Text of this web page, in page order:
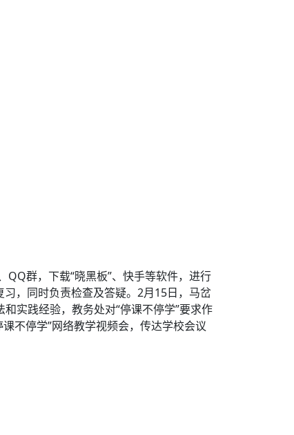
群，下载“晓黑板”、快手等软件，进行
，同时负责检查及答疑。2月15日，马岔
实践经验，教务处对“停课不停学”要求作
不停学”网络教学视频会，传达学校会议